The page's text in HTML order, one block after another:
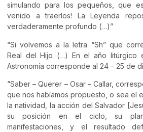
simulando para los pequeños, que
venido a traerlos! La Leyenda
verdaderamente profundo (…)”
“Si volvemos a la letra “Sh” que
Real del Hijo (…) En el año litúrgico
Astronomía corresponde al 24 – 25 de
“Saber – Querer – Osar – Callar,
que nos habíamos propuesto, o sea el
la natividad, la acción del Salvador
su posición en el ciclo, su
manifestaciones, y el resultado